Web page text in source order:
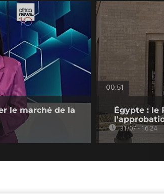
le marché de la
00:51
Égypte : le
31/07 - 16:24